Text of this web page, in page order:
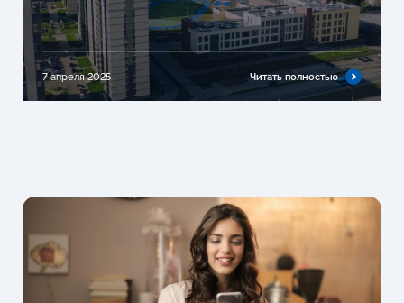
7 апреля 2025 Читать полностью